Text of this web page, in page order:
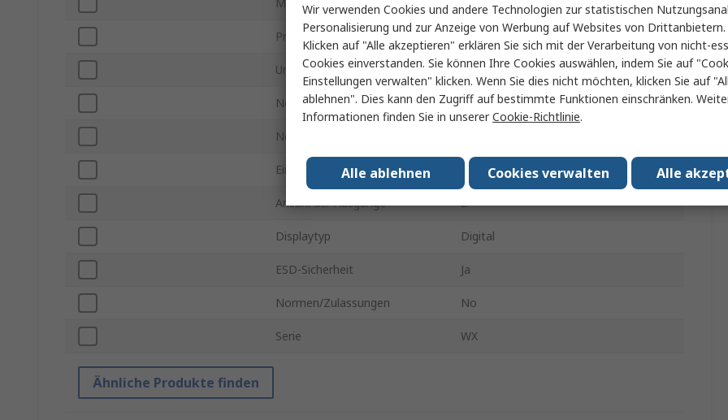
Produkt Typ Lötstation-Versorgungseinheit
Unterstützte Aufgaben Löten
Netzstecker Typ EU
Nennleistung
Eingangsspannung
Anzahl der Ausgänge 2
Displaytyp Digital
ESD-Sicherheit Ja
Normen/Zulassungen No
Serie WX
Ähnliche Produkte finden
Wir verwenden Cookies und andere Technologien zur statistischen
Personalisierung und zur Anzeige von Werbung auf Websites von
Klicken auf "Alle akzeptieren" erklären Sie sich mit der Verarbeitung von nicht-
Cookies einverstanden. Sie können Ihre Cookies auswählen, indem Sie auf
Einstellungen verwalten" klicken. Wenn Sie dies nicht möchten, klicken Sie auf
ablehnen". Dies kann den Zugriff auf bestimmte Funktionen einschränken.
Informationen finden Sie in unsererCookie-Richtlinie.
Alle
Cookies verwalten
Alle ablehnen